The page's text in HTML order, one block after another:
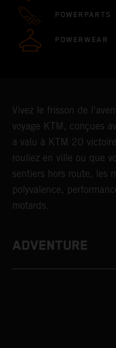
POWERPARTS
POWERWEAR
Vivez le frisson de
voyage KTM, conçues
a valu à KTM 20
rouliez en ville ou que
sentiers hors route, les
polyvalence,
motards.
ADVENTURE